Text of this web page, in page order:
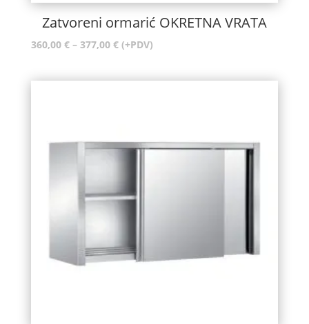
Zatvoreni ormarić OKRETNA VRATA
360,00 € – 377,00 €Raspon
(+PDV)